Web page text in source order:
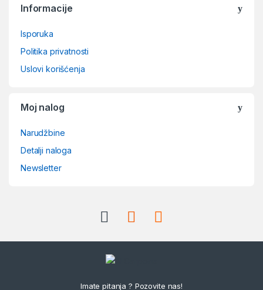
Informacije
Isporuka
Politika privatnosti
Uslovi korišćenja
Moj nalog
Narudžbine
Detalji naloga
Newsletter
Imate pitanja ? Pozovite nas!